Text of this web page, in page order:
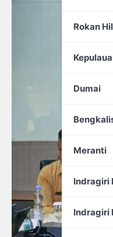
Rokan
Dumai
Meranti
Indragiri
Indragiri